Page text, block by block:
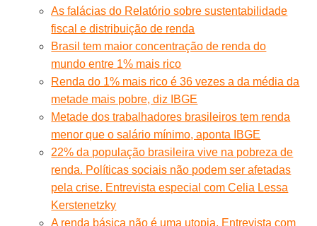
As falácias do Relatório sobre sustentabilidade
fiscal e distribuição de renda
Brasil tem maior concentração de renda do
mundo entre 1% mais rico
Renda do 1% mais rico é 36 vezes a da média da
metade mais pobre, diz IBGE
Metade dos trabalhadores brasileiros tem renda
menor que o salário mínimo, aponta IBGE
22% da população brasileira vive na pobreza de
renda. Políticas sociais não podem ser afetadas
pela crise. Entrevista especial com Celia Lessa
Kerstenetzky
A renda básica não é uma utopia. Entrevista com